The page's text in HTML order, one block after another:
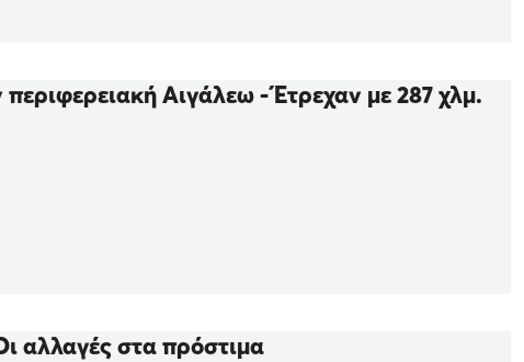
Αιγάλεω - Έτρεχαν με 287 χλμ.
αλλαγές στα πρόστιμα